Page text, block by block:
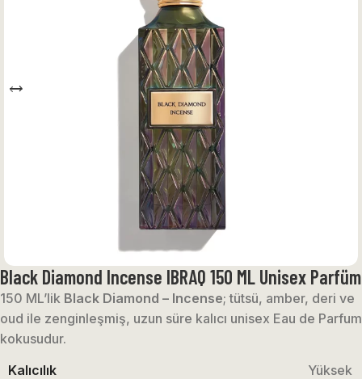
Black Diamond Incense IBRAQ 150 ML Unisex Parfüm
150 ML’lik Black Diamond – Incense; tütsü, amber, deri ve
oud ile zenginleşmiş, uzun süre kalıcı unisex Eau de Parfum
kokusudur.
Kalıcılık
Yüksek